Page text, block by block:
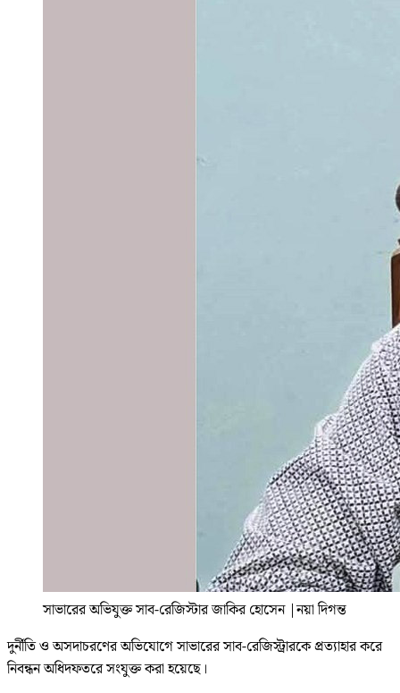
সাভারের অভিযুক্ত সাব-রেজিস্টার জাকির হোসেন |নয়া দিগন্ত
দুর্নীতি ও অসদাচরণের অভিযোগে সাভারের সাব-রেজিস্ট্রারকে প্রত্যাহার করে
নিবন্ধন অধিদফতরে সংযুক্ত করা হয়েছে।